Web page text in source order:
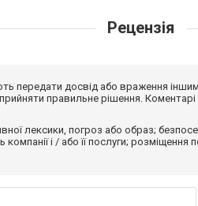
Рецензія
передати досвід або враження
правильне рішення.
лексики, погроз або образ;
і / або її послуги;